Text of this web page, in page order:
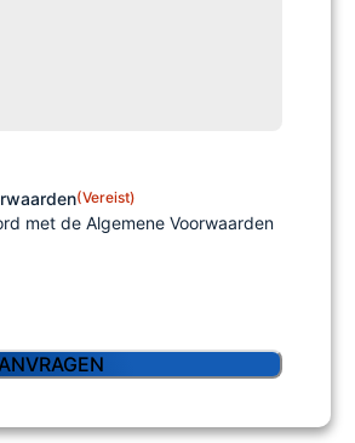
(Vereist)
met de Algemene Voorwaarden